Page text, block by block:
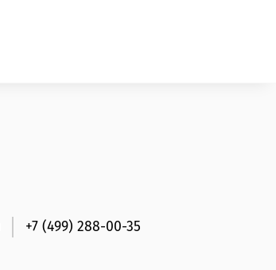
+7 (499) 288-00-35